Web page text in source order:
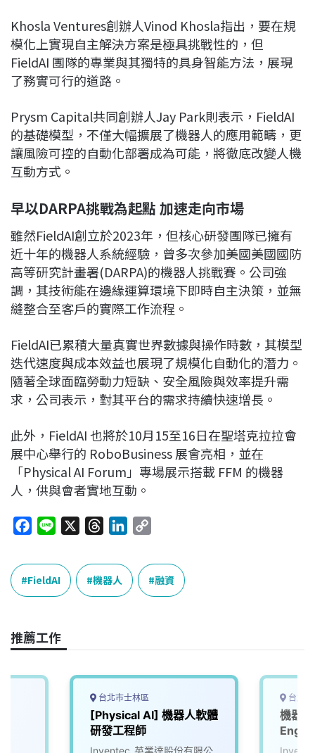
Khosla Ventures創辦人Vinod Khosla指出，要在規
模化上實現自主解決方案是極具挑戰性的，但
FieldAI 團隊的專業與其獨特的具身智能方法，展現
了務實可行的道路。
Prysm Capital共同創辦人Jay Park則表示，FieldAI
的基礎模型，不僅大幅擴展了機器人的應用範疇，更
讓風險可控的自動化部署成為可能，將徹底改變人機
互動方式。
早以DARPA挑戰為起點 加速走向市場
雖然FieldAI創立於2023年，但核心研發團隊已擁有
近十年的機器人系統經驗，曾多次參加美國美國國防
高等研究計畫署(DARPA)的機器人挑戰賽。公司強
調，其技術能在邊緣運算環境下即時自主決策，並無
縫整合至客戶的實際工作流程。
FieldAI已累積大量真實世界數據與操作時數，其模型
迭代速度與成本效益也展現了規模化自動化的潛力。
隨著全球面臨勞動力短缺、安全風險與效率提升需
求，公司表示，對其平台的需求持續快速增長。
此外，FieldAI 也將於10月15至16日在聖塔克拉拉會
展中心舉行的 RoboBusiness 展會亮相，並在
「Physical AI Forum」專場展示搭載 FFM 的機器
人，供與會者實地互動。
c
e
b
o
k
n
e
r
e
a
k
n
p
y
L
k
FieldAI 機器人 融資
推薦工作
台北市士林區
[Physical AI] 機器人軟體
研發工程師
台北
機器